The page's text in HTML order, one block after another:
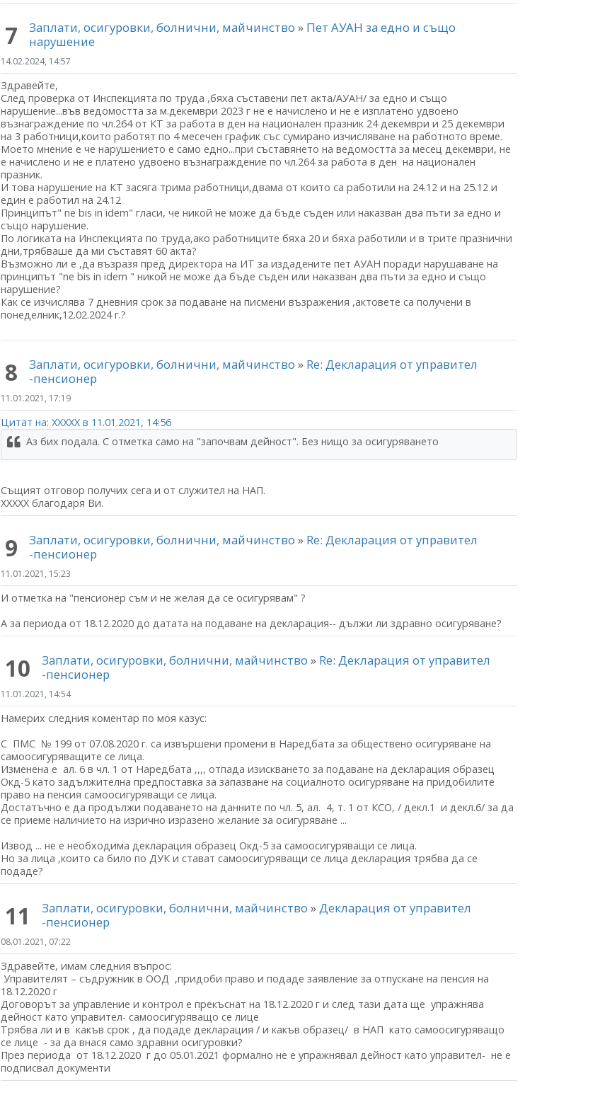
7 Заплати, осигуровки, болнични, майчинство» Пет АУАН за едно и също
нарушение
14.02.2024, 14:57
Здравейте,
След проверка от Инспекцията по труда ,бяха съставени пет акта/АУАН/ за едно и също
нарушение...във ведомостта за м.декември 2023 г не е начислено и не е изплатено удвоено
възнаграждение по чл.264 от КТ за работа в ден на национален празник 24 декември и 25 декември
на 3 работници,които работят по 4 месечен график със сумирано изчисляване на работното време.
Моето мнение е че нарушението е само едно...при съставянето на ведомостта за месец декември, не
е начислено и не е платено удвоено възнаграждение по чл.264 за работа в ден на национален
празник.
И това нарушение на КТ засяга трима работници,двама от които са работили на 24.12 и на 25.12 и
един е работил на 24.12
Принципът" ne bis in idem" гласи, че никой не може да бъде съден или наказван два пъти за едно и
също нарушение.
По логиката на Инспекцията по труда,ако работниците бяха 20 и бяха работили и в трите празнични
дни,трябваше да ми съставят 60 акта?
Възможно ли е ,да възразя пред директора на ИТ за издадените пет АУАН поради нарушаване на
принципът "ne bis in idem " никой не може да бъде съден или наказван два пъти за едно и също
нарушение?
Как се изчислява 7 дневния срок за подаване на писмени възражения ,актовете са получени в
понеделник,12.02.2024 г.?
8 Заплати, осигуровки, болнични, майчинство» Re: Декларация от управител
-пенсионер
11.01.2021, 17:19
Цитат на: ХХХХХ в 11.01.2021, 14:56
Аз бих подала. С отметка само на "започвам дейност". Без нищо за осигуряването
Същият отговор получих сега и от служител на НАП.
ХХХХХ благодаря Ви.
9 Заплати, осигуровки, болнични, майчинство» Re: Декларация от управител
-пенсионер
11.01.2021, 15:23
И отметка на "пенсионер съм и не желая да се осигурявам" ?
А за периода от 18.12.2020 до датата на подаване на декларация-- дължи ли здравно осигуряване?
10 Заплати, осигуровки, болнични, майчинство» Re: Декларация от управител
-пенсионер
11.01.2021, 14:54
Намерих следния коментар по моя казус:
С ПМС № 199 от 07.08.2020 г. са извършени промени в Наредбата за обществено осигуряване на
самоосигуряващите се лица.
Изменена е ал. 6 в чл. 1 от Наредбата ,,,, отпада изискването за подаване на декларация образец
Окд-5 като задължителна предпоставка за запазване на социалното осигуряване на придобилите
право на пенсия самоосигуряващи се лица.
Достатъчно е да продължи подаването на данните по чл. 5, ал. 4, т. 1 от КСО, / декл.1 и декл.6/ за да
се приеме наличието на изрично изразено желание за осигуряване ...
Извод ... не е необходима декларация образец Окд-5 за самоосигуряващи се лица.
Но за лица ,които са било по ДУК и стават самоосигуряващи се лица декларация трябва да се
подаде?
11 Заплати, осигуровки, болнични, майчинство»Декларация от управител
-пенсионер
08.01.2021, 07:22
Здравейте, имам следния въпрос:
Управителят – съдружник в ООД ,придоби право и подаде заявление за отпускане на пенсия на
18.12.2020 г
Договорът за управление и контрол е прекъснат на 18.12.2020 г и след тази дата ще упражнява
дейност като управител- самоосигуряващо се лице
Трябва ли и в какъв срок , да подаде декларация / и какъв образец/ в НАП като самоосигуряващо
се лице - за да внася само здравни осигуровки?
През периода от 18.12.2020 г до 05.01.2021 формално не е упражнявал дейност като управител- не е
подписвал документи